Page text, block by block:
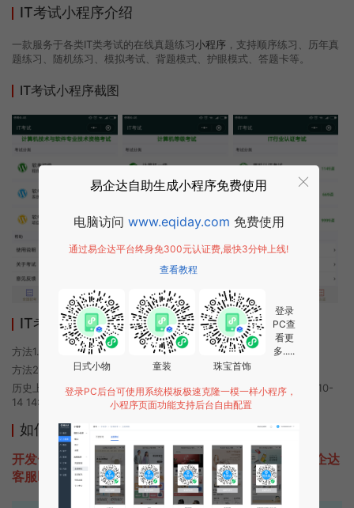
IT考试小程序介绍
一款服务于各类IT类考试的在线真题练习小程序 ，支持顺序练习、历年真
题练习、随机练习、模拟考试、背题模式、护眼模式、答题卡等。
IT考试小程序截图
IT考试小程序使用方法
方法1. 使用微信扫描本页面上方二维码进入IT考试的小程序
方法2. 在微信中搜索“IT考试”即可进入小程序
历史上的今时小程序由IT考试团队开发，易企达小程序商店于2020-10-
14 14:04发布
如何开发类似IT考试的小程序
开发一款类似IT考试的小程序不难，只需要咨询本站易企达
客服即可为您定制开发，免费提供报价。
易企达自助生成小程序免费使用
电脑访问 www.eqiday.com 免费使用
通过易企达平台终身免300元认证费,最快3分钟上线!
查看教程
日式小物 童装 珠宝首饰
登录
PC查
看更
多.....
登录PC后台可使用系统模板极速克隆一模一样小程序，
小程序页面功能支持后台自由配置